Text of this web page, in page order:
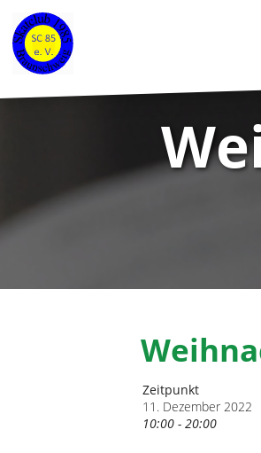
Zeitpunkt
11. Dezember 2022
10:00 - 20:00